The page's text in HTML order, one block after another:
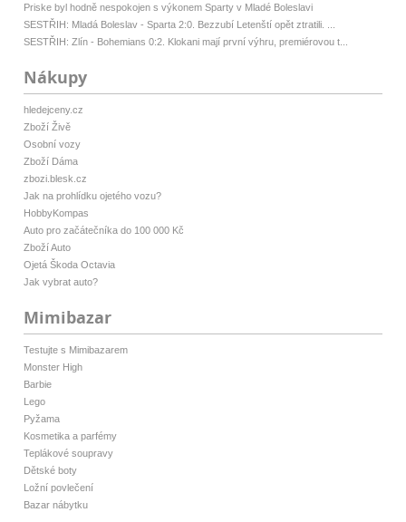
Priske byl hodně nespokojen s výkonem Sparty v Mladé Boleslavi
SESTŘIH: Mladá Boleslav - Sparta 2:0. Bezzubí Letenští opět ztratili. ...
SESTŘIH: Zlín - Bohemians 0:2. Klokani mají první výhru, premiérovou t...
Nákupy
hledejceny.cz
Zboží Živě
Osobní vozy
Zboží Dáma
zbozi.blesk.cz
Jak na prohlídku ojetého vozu?
HobbyKompas
Auto pro začátečníka do 100 000 Kč
Zboží Auto
Ojetá Škoda Octavia
Jak vybrat auto?
Mimibazar
Testujte s Mimibazarem
Monster High
Barbie
Lego
Pyžama
Kosmetika a parfémy
Teplákové soupravy
Dětské boty
Ložní povlečení
Bazar nábytku